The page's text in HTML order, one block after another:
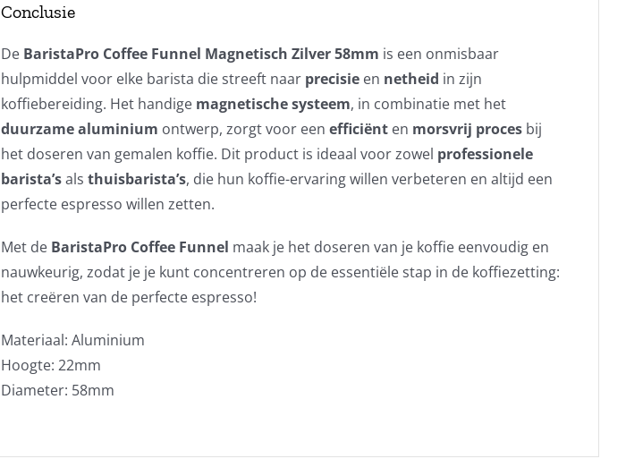
Conclusie
De BaristaPro Coffee Funnel Magnetisch Zilver 58mm is een onmisbaar
hulpmiddel voor elke barista die streeft naar precisieen netheid in zijn
koffiebereiding. Het handige magnetische systeem, in combinatie met het
duurzame aluminium ontwerp, zorgt voor een efficiënten morsvrij procesbij
het doseren van gemalen koffie. Dit product is ideaal voor zowel professionele
barista’sals thuisbarista’s, die hun koffie-ervaring willen verbeteren en altijd een
perfecte espresso willen zetten.
Met de BaristaPro Coffee Funnel maak je het doseren van je koffie eenvoudig en
nauwkeurig, zodat je je kunt concentreren op de essentiële stap in de koffiezetting:
het creëren van de perfecte espresso!
Materiaal: Aluminium
Hoogte: 22mm
Diameter: 58mm